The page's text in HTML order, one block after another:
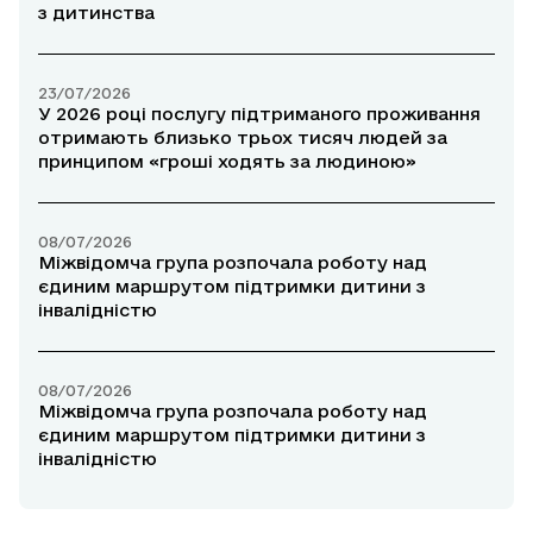
з дитинства
23/07/2026
У 2026 році послугу підтриманого проживання
отримають близько трьох тисяч людей за
принципом «гроші ходять за людиною»
08/07/2026
Міжвідомча група розпочала роботу над
єдиним маршрутом підтримки дитини з
інвалідністю
08/07/2026
Міжвідомча група розпочала роботу над
єдиним маршрутом підтримки дитини з
інвалідністю